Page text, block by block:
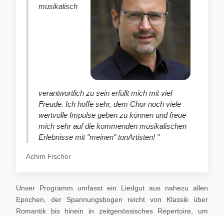
musikalisch
verantwortlich zu sein erfüllt mich mit viel
Freude. Ich hoffe sehr, dem Chor noch viele
wertvolle Impulse geben zu können und freue
mich sehr auf die kommenden musikalischen
Erlebnisse mit "meinen" tonArtisten! "
Achim Fischer
Unser Programm umfasst ein Liedgut aus nahezu allen
Epochen, der Spannungsbogen reicht von Klassik über
Romantik bis hinein in zeitgenössisches Repertoire, um